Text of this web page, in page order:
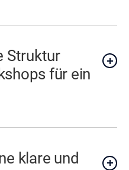
Struktur
für ein
klare und